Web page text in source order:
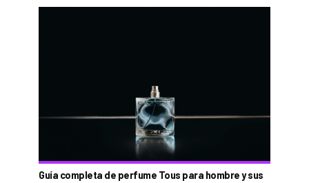
Guía completa de perfume Tous para hombre y sus